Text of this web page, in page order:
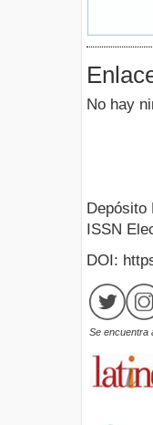
No hay
Depósito
ISSN
DOI:
Se encuentra